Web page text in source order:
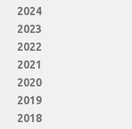
2024
2023
2022
2021
2020
2019
2018